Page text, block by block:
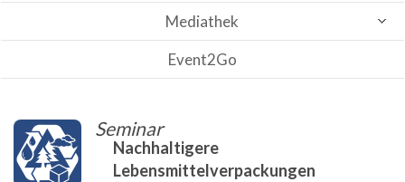
Mediathek
Event2Go
Seminar
Nachhaltigere
Lebensmittelverpackungen